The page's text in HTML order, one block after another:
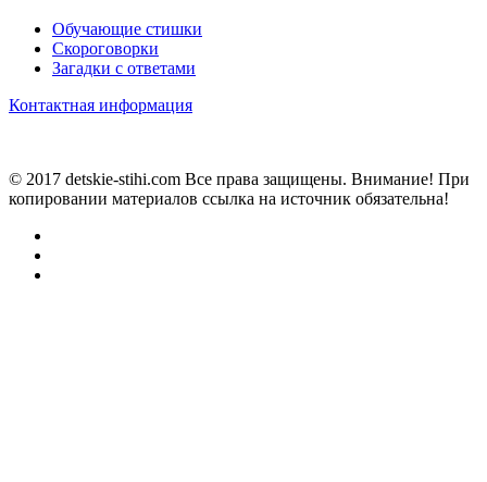
Обучающие стишки
Скороговорки
Загадки с ответами
Контактная информация
© 2017 detskie-stihi.com Все права защищены. Внимание! При
копировании материалов ссылка на источник обязательна!